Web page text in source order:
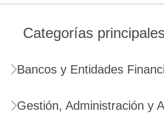
Categorías
Bancos y Entidades
Gestión, Administración y